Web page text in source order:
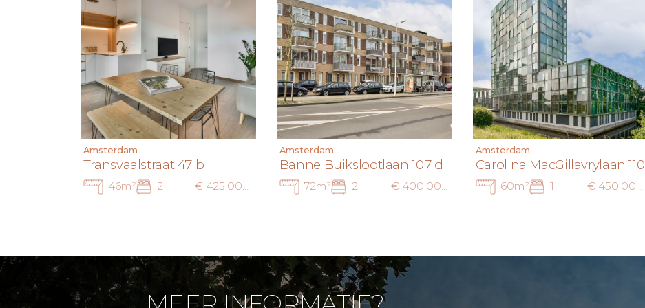
Amsterdam
Transvaalstraat 47 b
46m² 2
Amsterdam
Banne Buikslootlaan 107 d
72m² 2
Amsterdam
Carolina MacGillavrylaan 110
60m² 1